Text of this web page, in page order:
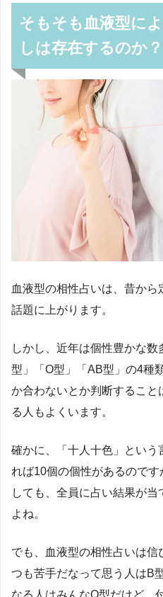
そもそも血液型に
しは存在するのか？
血液型の相性占いは、昔から
話題に上がります。
しかし、近年は個性豊かな数
型」「 O型」「 AB型」の4種
か合わないとか判断するこ
る人もよくいます。
確かに、「十人十色」という
れば10個の個性があるので
しても、全員に占い結果が
よね。
でも、血液型の相性占いは
つも苦手だなって思う人はB
なる人はみんなO型だけど、